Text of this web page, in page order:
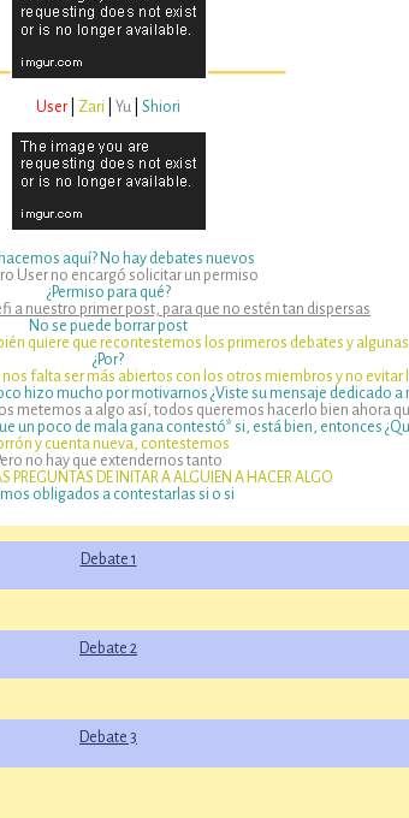
━━━━━━━━
User
Zari Yu Shiori
aquí? No hay debates nuevos
User no encargó solicitar un permiso
¿Permiso para qué?
a nuestro primer post, para que no estén tan dispersas
No se puede borrar post
quiere que recontestemos los primeros debates y
¿Por?
falta ser más abiertos con los otros miembros y no evitar
hizo mucho por motivarnos ¿Viste su mensaje dedicado a
metemos a algo así, todos queremos hacerlo bien ahora
un poco de mala gana contestó* si, está bien, entonces
y cuenta nueva, contestemos
no hay que extendernos tanto
PREGUNTAS DE INITAR A ALGUIEN A HACER ALGO
obligados a contestarlas si o si
Debate 1
Debate 2
Debate 3